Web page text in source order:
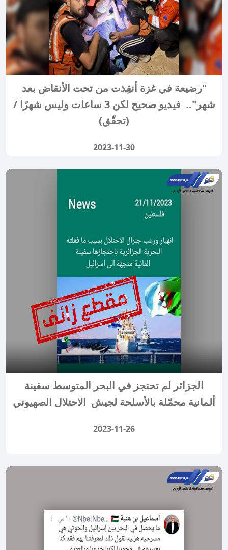
"رضيعة في غزة أنقِذت من تحت الأنقاض بعد
شهر".. فيديو صحيح لكن 3 ساعات وليس شهرًا /
(تحقّق)
2023-11-30
الجزائر لم تحتجز في البحر المتوسط سفينة
ألمانية محمّلة بالأسلحة لجيش الاحتلال الصهيوني
2023-11-26